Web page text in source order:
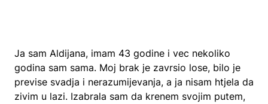
Ja sam Aldijana, imam 43 godine i vec nekoliko
godina sam sama. Moj brak je zavrsio lose, bilo je
previse svadja i nerazumijevanja, a ja nisam htjela da
zivim u lazi. Izabrala sam da krenem svojim putem,